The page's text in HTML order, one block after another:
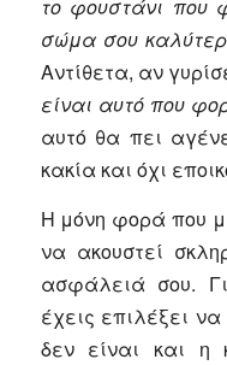
το φουστάνι που
σώμα σου
Αντίθετα, αν
είναι αυτό που
αυτό θα πει
κακία και όχι
Η μόνη φορά που
να ακουστεί
ασφάλειά σου.
έχεις επιλέξει
δεν είναι και η